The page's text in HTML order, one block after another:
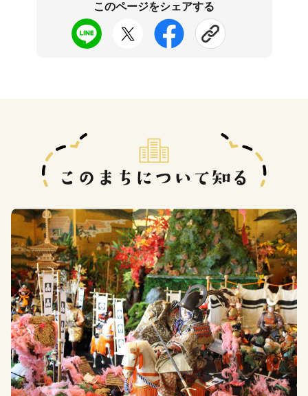
このページをシェアする